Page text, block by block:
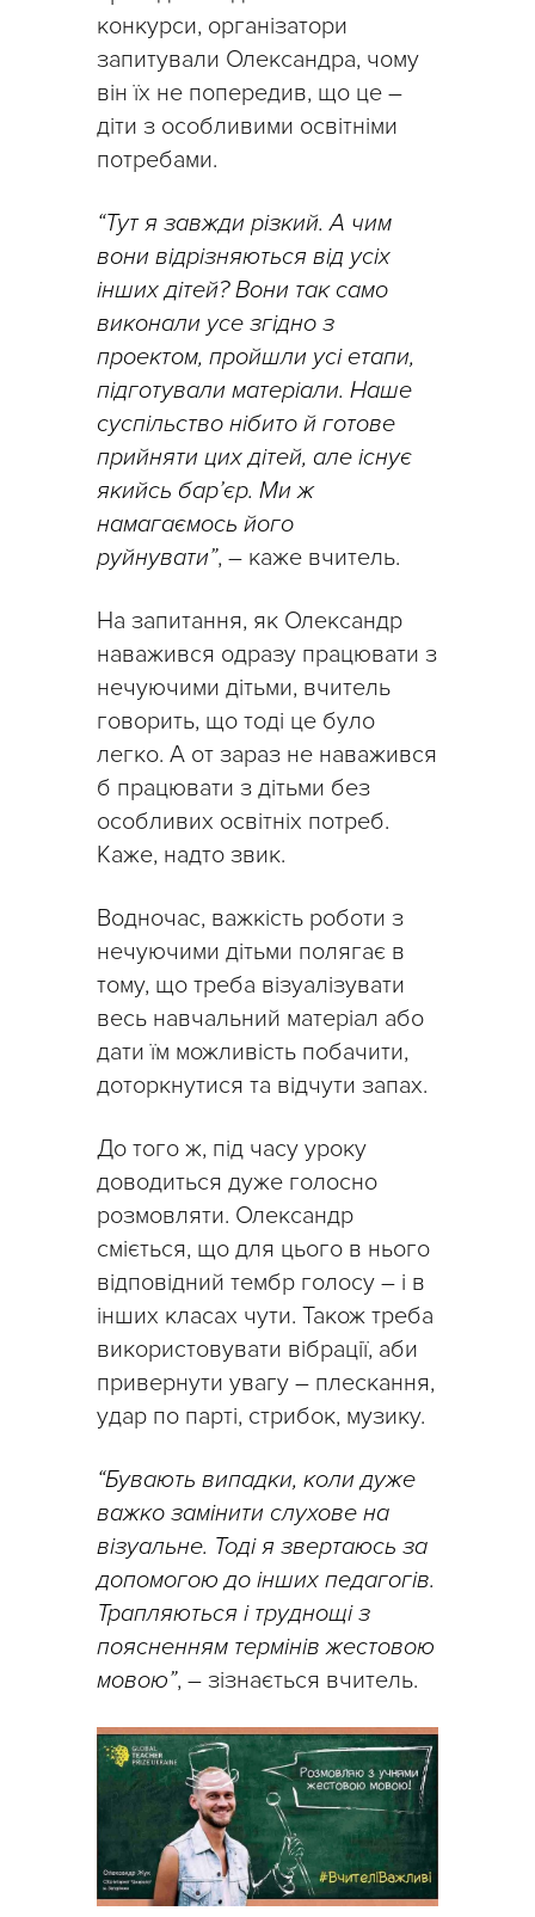
конкурси, організатори
запитували Олександра, чому
він їх не попередив, що це –
діти з особливими освітніми
потребами.
“Тут я завжди різкий. А чим
вони відрізняються від усіх
інших дітей? Вони так само
виконали усе згідно з
проектом, пройшли усі етапи,
підготували матеріали. Наше
суспільство нібито й готове
прийняти цих дітей, але існує
якийсь бар’єр. Ми ж
намагаємось його
руйнувати”, – каже вчитель.
На запитання, як Олександр
наважився одразу працювати з
нечуючими дітьми, вчитель
говорить, що тоді це було
легко. А от зараз не наважився
б працювати з дітьми без
особливих освітніх потреб.
Каже, надто звик.
Водночас, важкість роботи з
нечуючими дітьми полягає в
тому, що треба візуалізувати
весь навчальний матеріал або
дати їм можливість побачити,
доторкнутися та відчути запах.
До того ж, під часу уроку
доводиться дуже голосно
розмовляти. Олександр
сміється, що для цього в нього
відповідний тембр голосу – і в
інших класах чути. Також треба
використовувати вібрації, аби
привернути увагу – плескання,
удар по парті, стрибок, музику.
“Бувають випадки, коли дуже
важко замінити слухове на
візуальне. Тоді я звертаюсь за
допомогою до інших педагогів.
Трапляються і труднощі з
поясненням термінів жестовою
мовою”, – зізнається вчитель.